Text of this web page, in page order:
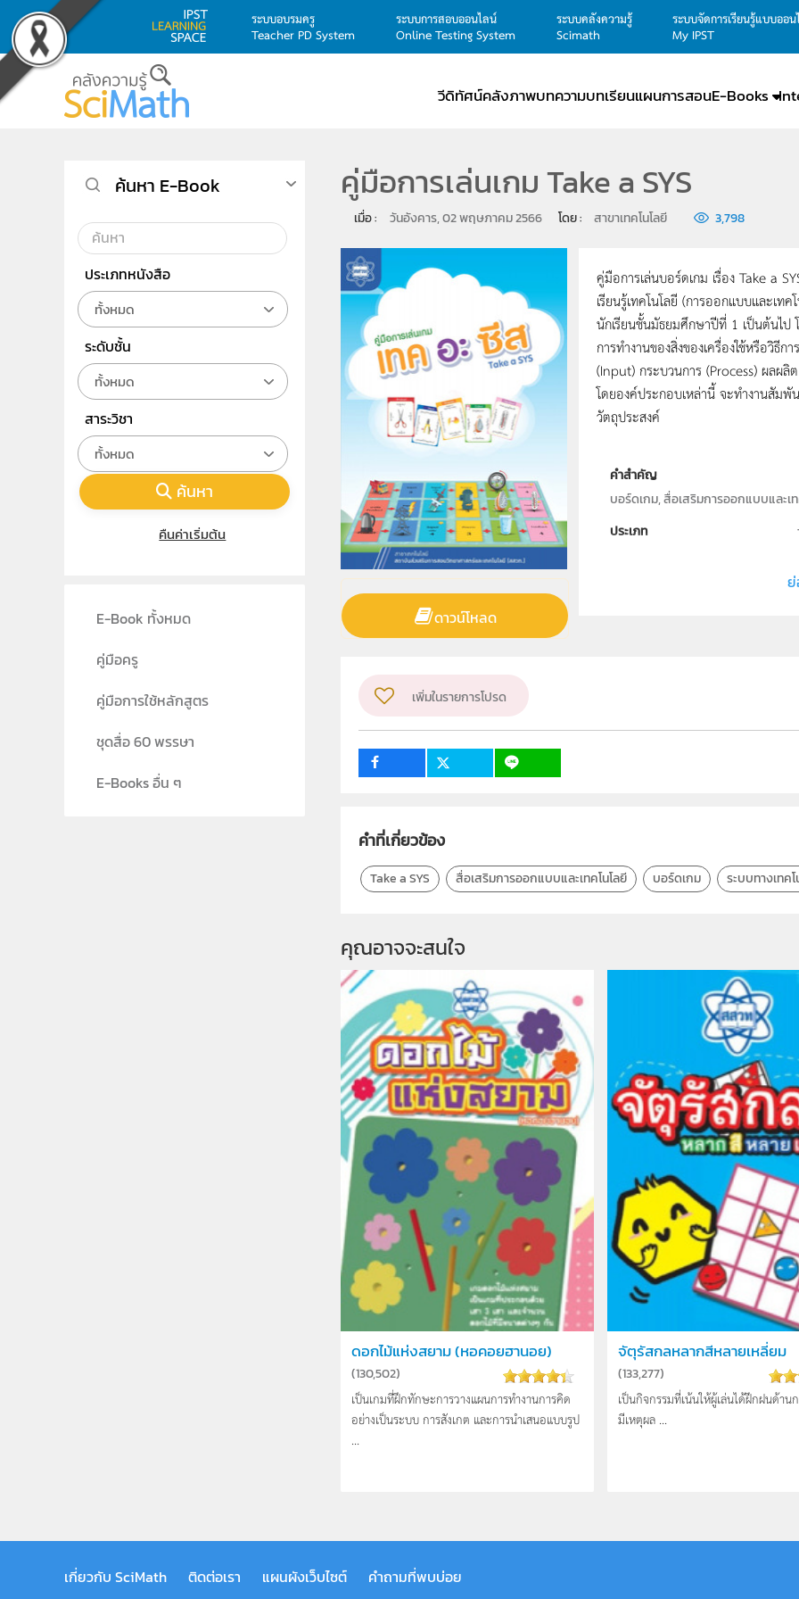
Skip to main content
ระบบอบรมครู
Teacher PD System
ระบบการสอบออนไลน์
Online Testing System
ระบบคลังความรู้
Scimath
ระบบจัดการเรียนรู้แบบออ
My IPST
วีดิทัศน์คลังภาพบทความบทเรียนแผนการสอนE-Books
คู่มือการเล่นเกม Take a SYS
เมื่อ : วันอังคาร, 02 พฤษภาคม 2566 โดย : สาขาเทคโนโลยี 3,798
ดาวน์โหลด
คู่มือการเล่นบอร์ดเกม เรื่อง Take a
เรียนรู้เทคโนโลยี (การออกแบบและเท
นักเรียนชั้นมัธยมศึกษาปีที่ 1 เป็นต้นไป
การทำงานของสิ่งของเครื่องใช้หรือวิธี
(Input) กระบวนการ (Process) ผลผ
โดยองค์ประกอบเหล่านี้ จะทำงานสัมพั
วัตถุประสงค์
คำสำคัญ
บอร์ดเกม, สื่อเสริมการออกแบบและเท
ประเภท
เพิ่มในรายการโปรด
คำที่เกี่ยวข้อง
Take a SYS สื่อเสริมการออกแบบและเทคโนโลยี บอร์ดเกม ระบบทางเทคโ
คุณอาจจะสนใจ
ดอกไม้แห่งสยาม (หอคอยฮานอย)
(130,502)
เป็นเกมที่ฝึกทักษะการวางแผนการทำงานการคิด
อย่างเป็นระบบ การสังเกต และการนำเสนอแบบรูป
...
จัตุรัสกลหลากสีหลายเหลี่ยม
(133,277)
เป็นกิจกรรมที่เน้นให้ผู้เล่นได้ฝึกฝนด้าน
มีเหตุผล ...
ค้นหา E-Book
ประเภทหนังสือ
ทั้งหมด
ระดับชั้น
ทั้งหมด
สาระวิชา
ทั้งหมด
ค้นหา
คืนค่าเริ่มต้น
E-Book ทั้งหมด
คู่มือครู
คู่มือการใช้หลักสูตร
ชุดสื่อ 60 พรรษา
E-Books อื่น ๆ
เกี่ยวกับ SciMath ติดต่อเรา แผนผังเว็บไซต์ คำถามที่พบบ่อย